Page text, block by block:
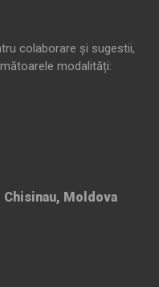
colaborare și sugestii,
modalități:
Chisinau, Moldova